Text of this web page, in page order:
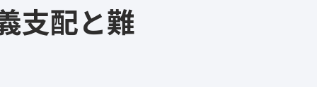
支配と難